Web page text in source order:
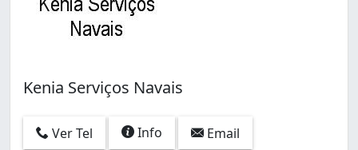
Kenia Serviços Navais
Ver Tel Info Email